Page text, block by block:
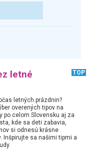
letné
TOP
letných prázdnin?
overených tipov na
po celom Slovensku aj za
kde sa deti zabavia,
si odnesú krásne
Inšpirujte sa našimi tipmi a